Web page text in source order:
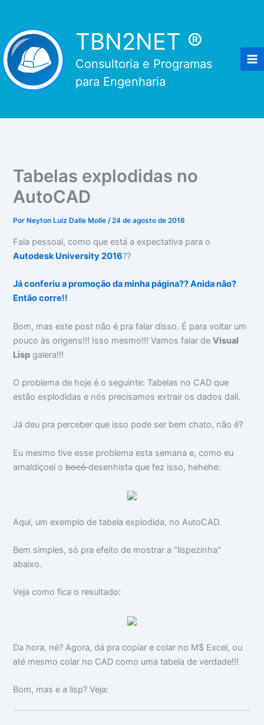
conteúdo
TBN2NET ®
Consultoria e Programas
para Engenharia
Tabelas explodidas no
AutoCAD
Por Neyton Luiz Dalle Molle/24 de agosto de 2016
Fala pessoal, como que está a expectativa para o
Autodesk University 2016??
Já conferiu a promoção da minha página?? Anida não?
Então corre!!
Bom, mas este post não é pra falar disso. É para voltar um
pouco às origens!!! Isso mesmo!!! Vamos falar deVisual
Lisp galera!!!
O problema de hoje é o seguinte: Tabelas no CAD que
estão explodidas e nós precisamos extrair os dados dali.
Já deu pra perceber que isso pode ser bem chato, não é?
Eu mesmo tive esse problema esta semana e, como eu
amaldiçoei obocódesenhista que fez isso, hehehe:
Aqui, um exemplo de tabela explodida, no AutoCAD.
Bem simples, só pra efeito de mostrar a "lispezinha"
abaixo.
Veja como fica o resultado:
Da hora, né? Agora, dá pra copiar e colar no M$ Excel, ou
até mesmo colar no CAD como uma tabela de verdade!!!
Bom, mas e a lisp? Veja: